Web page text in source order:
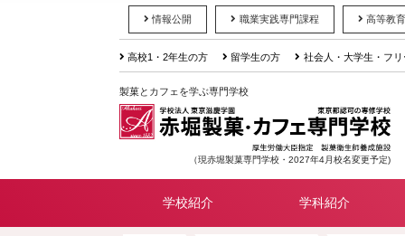
情報公開 職業実践専門課程 高等教
高校1・2年生の方 留学生の方 社会人・大学生・フ
製菓とカフェを学ぶ専門学校
（現赤堀製菓専門学校・2027年4月校名変更予定)
学校紹介 学科紹介